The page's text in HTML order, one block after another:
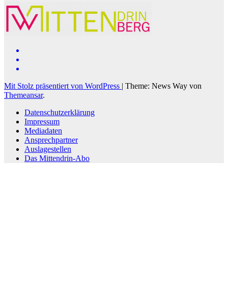
Mit Stolz präsentiert von WordPress | Theme: News Way von
Themeansar.
Datenschutzerklärung
Impressum
Mediadaten
Ansprechpartner
Auslagestellen
Das Mittendrin-Abo